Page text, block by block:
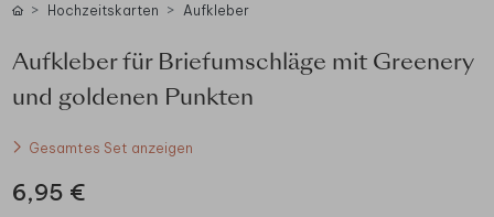
Hochzeitskarten Aufkleber
Aufkleber für Briefumschläge mit Greenery
und goldenen Punkten
Gesamtes Set anzeigen
6,95 €